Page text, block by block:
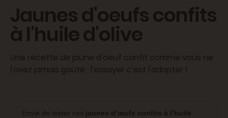
Jaunes d'oeufs confits
à l'huile d'olive
Une recette de jaune d'oeuf confit comme vous ne
l'avez jamais goûté : l'essayer c'est l'adopter !
Envie de tester ces jaunes d’œufs confits à l’huile